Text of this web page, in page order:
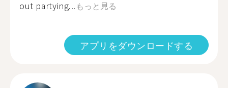
out partying... もっと見る
アプリをダウンロードする